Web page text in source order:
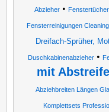
Abzieher•
Fensterreinigungen
Dreifach-Sprüher,
Duschkabinenabzieher •
mit
Abziehbreiten Längen
Komplettsets